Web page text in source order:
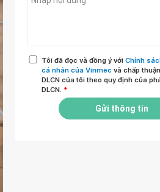
Tôi đã đọc và đồng ý với Chính
cá nhân của Vinmec và chấp
DLCN của tôi theo quy định của
DLCN. *
Gửi thông tin